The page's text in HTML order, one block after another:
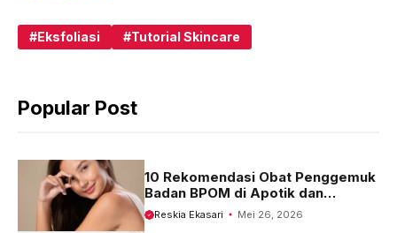
c
o
a
A
p
l
r
m
Eksfoliasi Tutorial Skincare
Popular Post
10 Rekomendasi Obat Penggemuk
Badan BPOM di Apotik dan
Harganya
Reskia Ekasari Mei 26, 2026